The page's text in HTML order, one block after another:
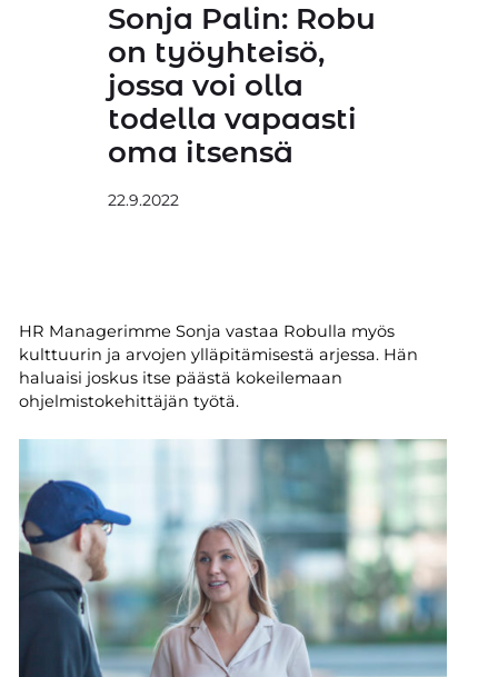
Sonja Palin: Robu
on työyhteisö,
jossa voi olla
todella vapaasti
oma itsensä
22.9.2022
HR Managerimme Sonja vastaa Robulla myös
kulttuurin ja arvojen ylläpitämisestä arjessa. Hän
haluaisi joskus itse päästä kokeilemaan
ohjelmistokehittäjän työtä.